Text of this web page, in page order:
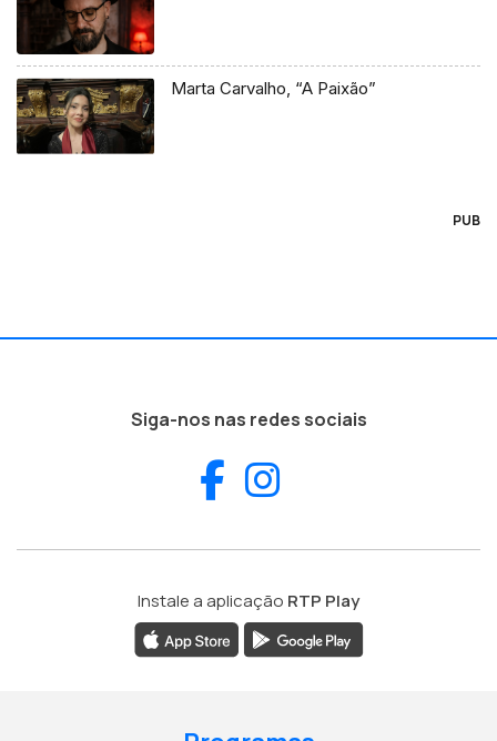
Marta Carvalho, “A Paixão”
PUB
Siga-nos nas redes sociais
Facebook
Instale a aplicação RTP Play